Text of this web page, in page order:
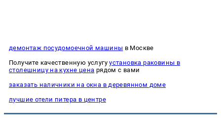
демонтаж посудомоечной машины в Москве
Получите качественную услугуустановка раковины в
столешницу на кухне цена рядом с вами
заказать наличники на окна в деревянном доме
лучшие отели питера в центре